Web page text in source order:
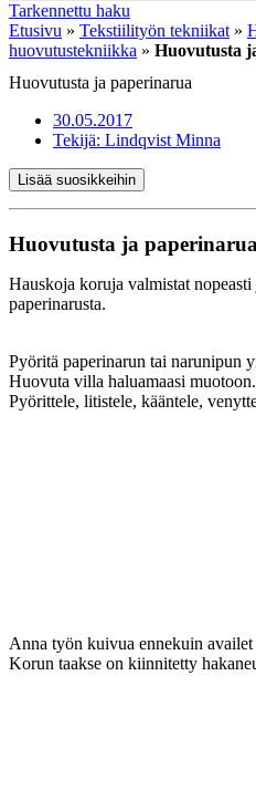
Tarkennettu haku
Etusivu » Tekstiilityön tekniikat »
huovutustekniikka » Huovutusta
Huovutusta ja paperinarua
30.05.2017
Tekijä: Lindqvist Minna
Lisää suosikkeihin
Huovutusta ja paperinarua
Hauskoja koruja valmistat
paperinarusta.
Pyöritä paperinarun tai narunipun
Huovuta villa haluamaasi muotoon.
Pyörittele, litistele, kääntele,
Anna työn kuivua ennekuin availet
Korun taakse on kiinnitetty